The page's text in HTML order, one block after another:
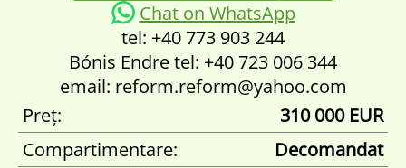
Chat on WhatsApp
tel: +40 773 903 244
Bónis Endre tel: +40 723 006 344
email: reform.reform@yahoo.com
Preț:
310 000 EUR
Compartimentare:
Decomandat